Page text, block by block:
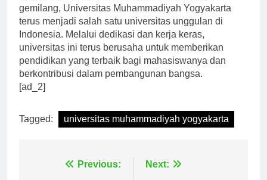
gemilang, Universitas Muhammadiyah Yogyakarta
terus menjadi salah satu universitas unggulan di
Indonesia. Melalui dedikasi dan kerja keras,
universitas ini terus berusaha untuk memberikan
pendidikan yang terbaik bagi mahasiswanya dan
berkontribusi dalam pembangunan bangsa.
[ad_2]
Tagged: universitas muhammadiyah yogyakarta
NavigasiPrevious: Next: